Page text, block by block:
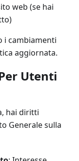
web (se hai
i cambiamenti
aggiornata.
Utenti
hai diritti
Generale sulla